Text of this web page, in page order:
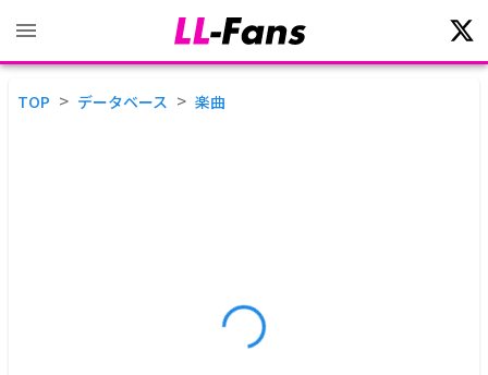
TOP > データベース > 楽曲